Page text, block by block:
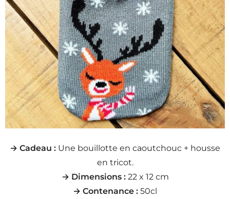
→ Cadeau : Une bouillotte en caoutchouc + housse
en tricot.
→ Dimensions :22 x 12 cm
→ Contenance : 50cl